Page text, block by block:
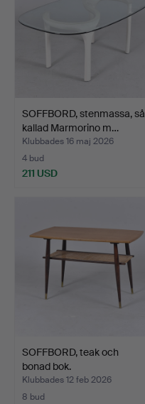
SOFFBORD, stenmassa, så
kallad Marmorino m…
Klubbades 16 maj 2026
4 bud
211 USD
SOFFBORD, teak och
bonad bok.
Klubbades 12 feb 2026
8 bud